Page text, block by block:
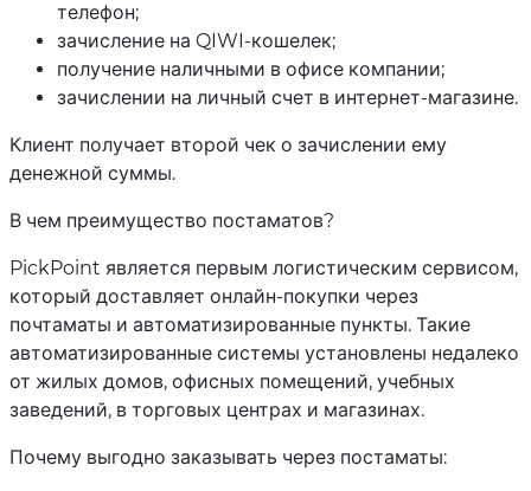
телефон;
зачисление на QIWI-кошелек;
получение наличными в офисе компании;
зачислении на личный счет в интернет-магазине.
Клиент получает второй чек о зачислении ему
денежной суммы.
В чем преимущество постаматов?
PickPoint является первым логистическим сервисом,
который доставляет онлайн-покупки через
почтаматы и автоматизированные пункты. Такие
автоматизированные системы установлены недалеко
от жилых домов, офисных помещений, учебных
заведений, в торговых центрах и магазинах.
Почему выгодно заказывать через постаматы: